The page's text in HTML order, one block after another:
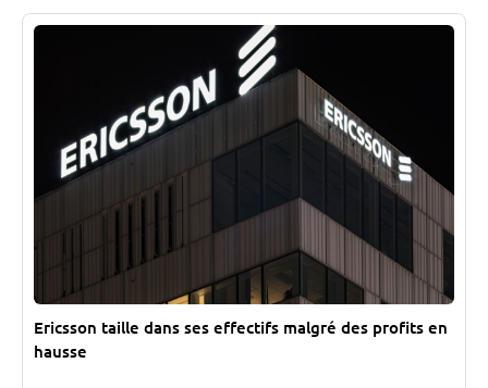
Ericsson taille dans ses effectifs malgré des profits en
hausse